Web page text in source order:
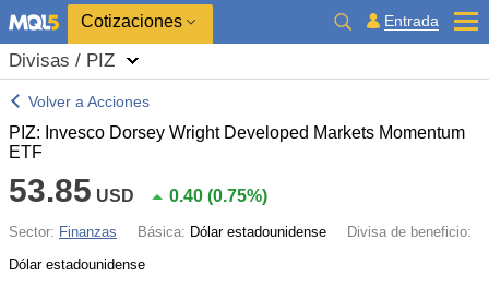
Cotizaciones Entrada
Divisas / PIZ
Volver a Acciones
PIZ: Invesco Dorsey Wright Developed Markets Momentum
ETF
53.85 USD 0.40 (0.75%)
Sector: Finanzas Básica: Dólar estadounidense
Divisa de beneficio:
Dólar estadounidense